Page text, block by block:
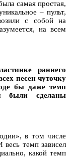
самая простая,
– пульт,
с собой на
на всем
раннего
песен чуточку
бы даже темп
были сделаны
в том числе
темп зависел
какой темп